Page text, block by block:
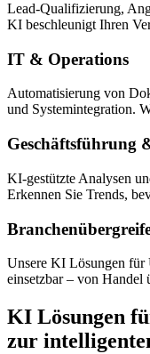
Lead-Qualifizierung,
KI beschleunigt Ihren
IT & Operations
Automatisierung von
und Systemintegration.
Geschäftsführung
KI-gestützte Analysen
Erkennen Sie Trends,
Unsere KI Lösungen für
einsetzbar – von Handel
KI Lösungen
zur